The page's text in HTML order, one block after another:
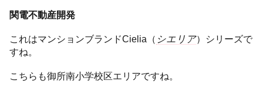
関電不動産開発
これはマンションブランドCielia（ シエリア）シリーズで
すね。
こちらも御所南小学校区エリアですね。